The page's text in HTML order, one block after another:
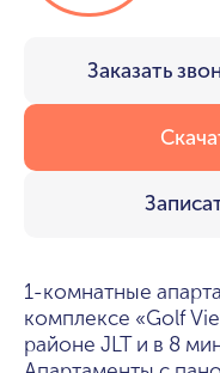
Заказать
1-комнатные апартаменты на 1 этаже в жилом
комплексе «Golf
районе JLT и в 8